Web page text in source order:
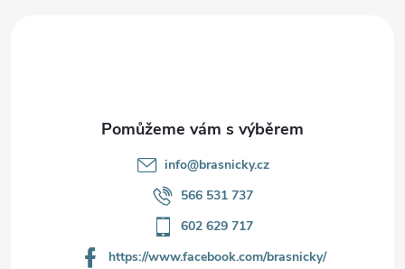
info@brasnicky.cz
566 531 737
602 629 717
https://www.facebook.com/brasnicky/